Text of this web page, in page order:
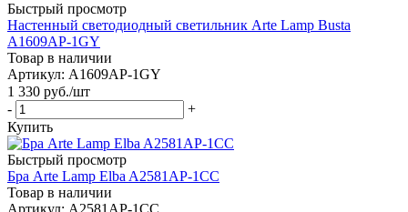
Быстрый просмотр
Настенный светодиодный светильник Arte Lamp Busta
A1609AP-1GY
Товар в наличии
Артикул: A1609AP-1GY
1 330 руб./шт
-
+
Купить
Быстрый просмотр
Бра Arte Lamp Elba A2581AP-1CC
Товар в наличии